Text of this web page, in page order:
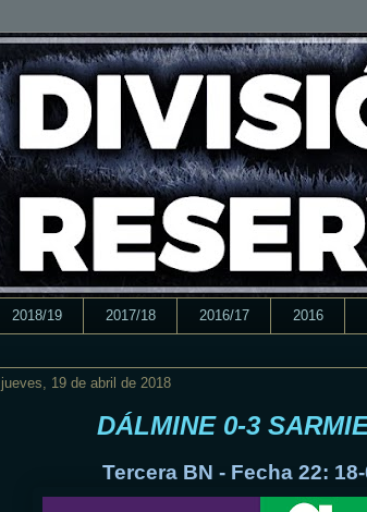
2018/19 2017/18 2016/17 2016
jueves, 19 de abril de 2018
DÁLMINE 0-3
Tercera BN - Fecha 22: